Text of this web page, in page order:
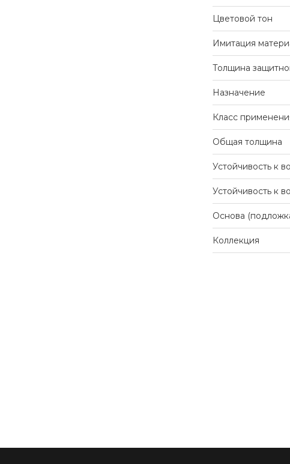
Цветовой тон
Имитация
Толщина
Назначение
Класс
Общая толщина
Устойчивость к
Устойчивость к
Основа
Коллекция